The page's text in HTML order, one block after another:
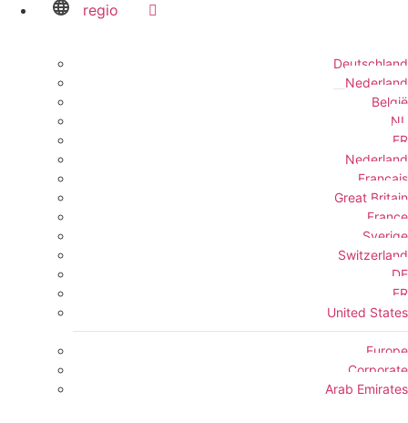
regio
Deutschland
Nederland
België
NL
FR
Nederland
Français
Great Britain
France
Sverige
Switzerland
DE
FR
United States
Europe
Corporate
Arab Emirates